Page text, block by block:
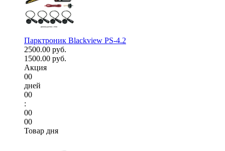
Парктроник Blackview PS-4.2
2500.00 руб.
1500.00 руб.
Акция
00
дней
00
:
00
00
Товар дня